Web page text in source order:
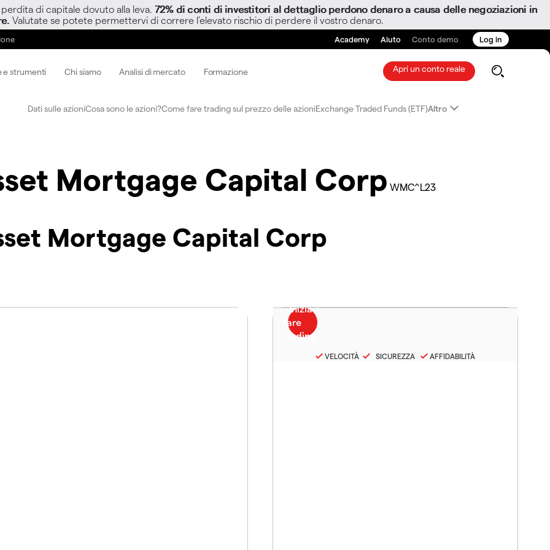
di capitale dovuto alla leva. 72% di conti di investitori al dettaglio perdono denaro a causa delle negoziazioni in
Valutate se potete permettervi di correre l’elevato rischio di perdere il vostro denaro.
Academy Aiuto Conto demo Log in
e strumenti Chi siamo Analisi di mercato Formazione Apri un conto reale
Dati sulle azioniCosa sono le azioni?Come fare trading sul prezzo delle azioniExchange Traded Funds (ETF)Altro
Mortgage Capital Corp WMC^L23
Mortgage Capital Corp
VELOCITÀ SICUREZZA AFFIDABILITÀ